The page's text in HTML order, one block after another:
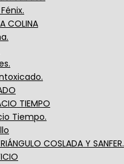
COLINA
TIEMPO
Tiempo.
COSLADA Y SANFER.